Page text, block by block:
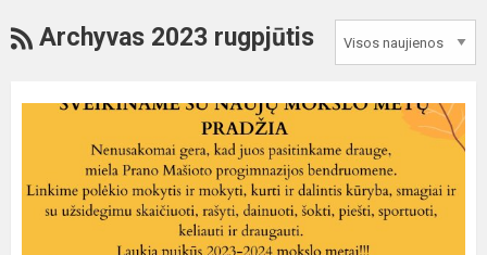
RSS
Archyvas 2023 rugpjūtis
Sveikiname
mokslo
metais!